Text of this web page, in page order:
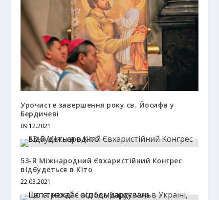
Урочисте завершення року св. Йосифа у
Бердичеві
09.12.2021
53-й Міжнародний Євхаристійний Конгрес
відбудеться в Кіто
22.03.2021